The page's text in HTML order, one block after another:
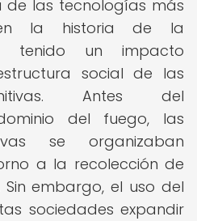
de las tecnologías más
en la historia de la
tenido un impacto
social de las
Antes del
del fuego, las
se organizaban
a la recolección de
embargo, el uso del
sociedades expandir